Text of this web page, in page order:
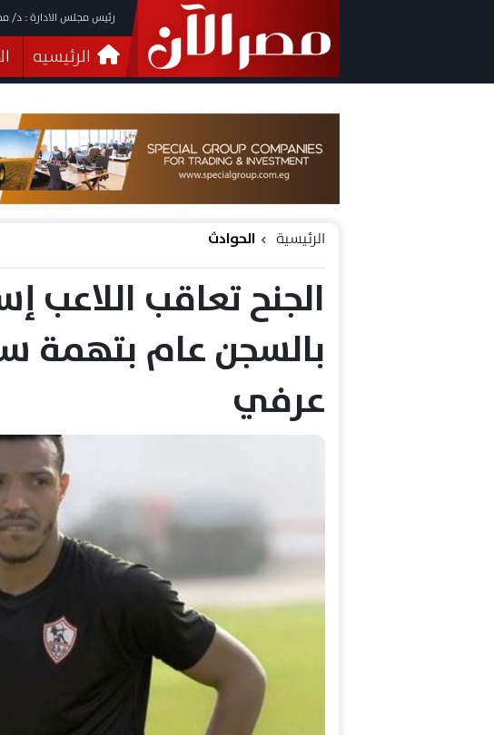
رئيس مجلس الادارة : د/
الرئيسيه
فيديوهات
الرئيسية الحوادث
الجنح تعاقب اللاعب
بالسجن عام بتهمة
عرفي